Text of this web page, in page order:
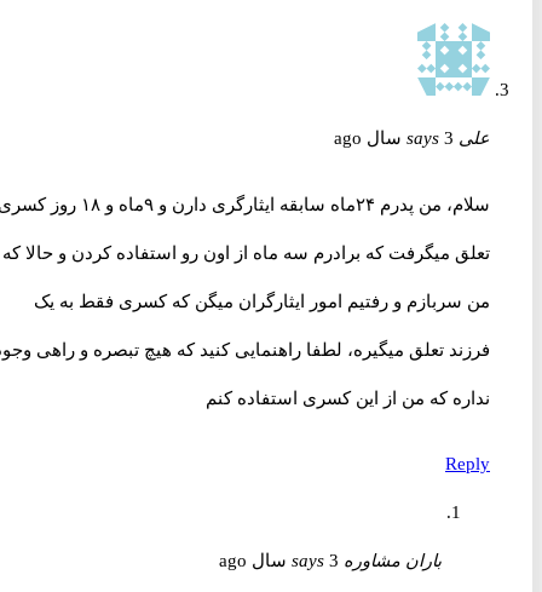
علی says 3 سال ago
سلام، من پدرم ۲۴ماه سابقه ایثارگری دارن و ۹ماه و ۱۸ روز کسری
تعلق میگرفت که برادرم سه ماه از اون رو استفاده کردن و حالا که
من سربازم و رفتیم امور ایثارگران میگن که کسری فقط به یک
فرزند تعلق میگیره، لطفا راهنمایی کنید که هیچ تبصره و راهی وجود
نداره که من از این کسری استفاده کنم
Reply
باران مشاوره says 3 سال ago